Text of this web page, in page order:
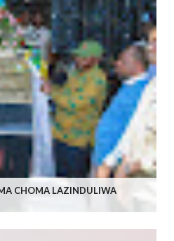
CHOMA LAZINDULIWA